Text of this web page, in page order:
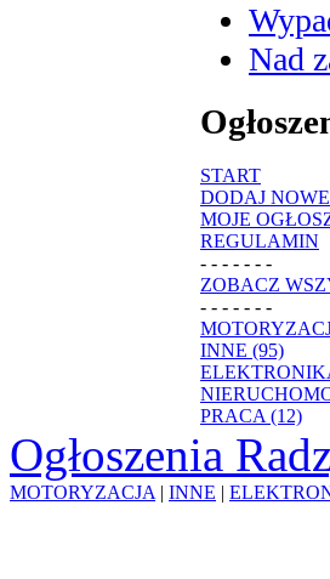
Nad
START
DODAJ NOWE
MOJE
REGULAMIN
- - - - - - -
ZOBACZ
- - - - - - -
INNE (95)
PRACA (12)
Ogłoszenia
MOTORYZACJA | INNE |